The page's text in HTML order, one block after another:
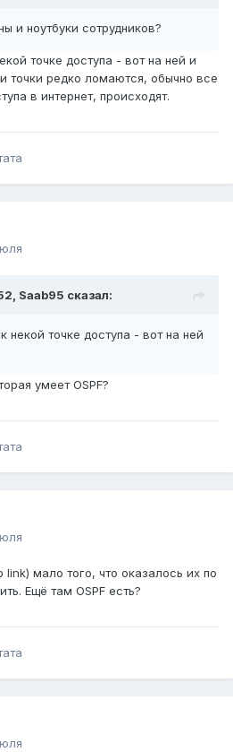
и ноутбуки сотрудников?
точке доступа - вот на ней и
точки редко ломаются, обычно все
в интернет, происходят.
Saab95 сказал:
точке доступа - вот на ней
умеет OSPF?
link) мало того, что оказалось их по
Ещё там OSPF есть?